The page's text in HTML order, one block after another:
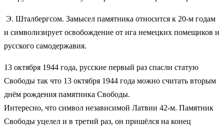
Э. Шталбергсом. Замысел памятника относится к 20-м годам
и символизирует освобождение от ига немецких помещиков и
русского самодержавия.
13 октября 1944 года, русские первый раз спасли статую
Свободы так что 13 октября 1944 года можно считать вторым
днём рождения памятника Свободы.
Интересно, что символ независимой Латвии 42-м. Памятник
Свободы уцелел и в третий раз, он пришёлся на конец